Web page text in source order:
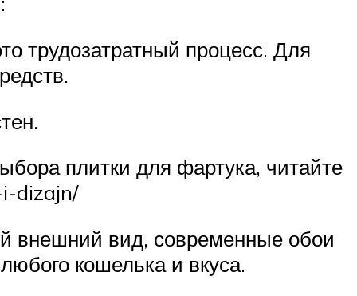
трудозатратный процесс. Для
плитки для фартука, читайте
dizajn/
внешний вид, современные обои
кошелька и вкуса.